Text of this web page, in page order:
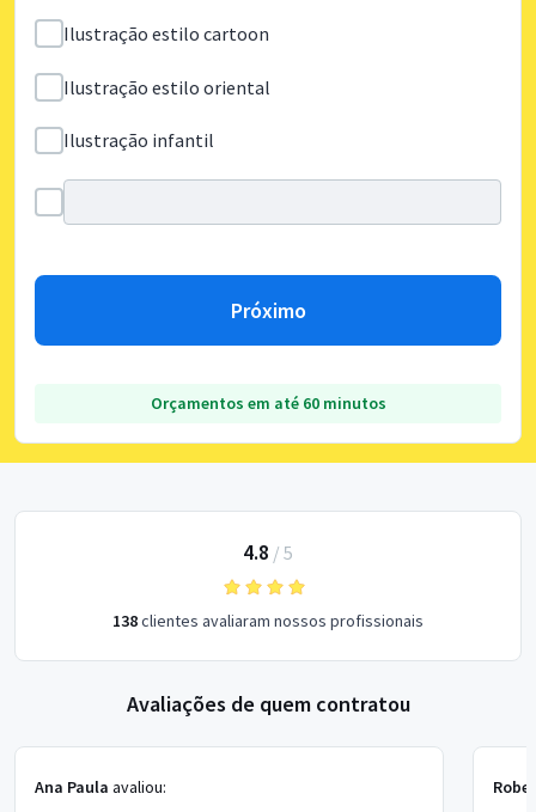
Ilustração estilo cartoon
Ilustração estilo oriental
Ilustração infantil
Próximo
Orçamentos em até 60 minutos
4.8 / 5
138clientes avaliaram nossos profissionais
Avaliações de quem contratou
Ana Paula avaliou: